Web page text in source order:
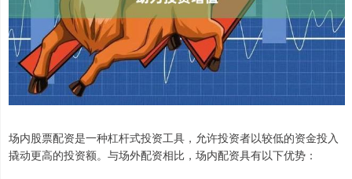
场内股票配资是一种杠杆式投资工具，允许投资者以较低的资金投入
撬动更高的投资额。与场外配资相比，场内配资具有以下优势：